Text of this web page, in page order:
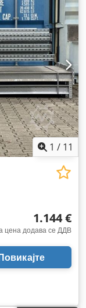
1 / 11
1.144 €
цена додава се ДДВ